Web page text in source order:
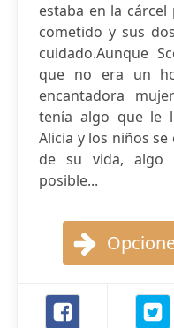
estaba en la
cometido y sus
cuidado.Aunque
que no era un
encantadora
tenía algo que le
Alicia y los niños
de su vida, algo
posible...